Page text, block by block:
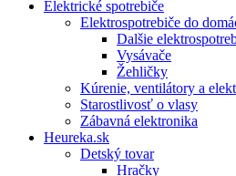
Elektrické spotrebiče
Elektrospotrebiče do
Dalšie
Vysávače
Žehličky
Kúrenie, ventilátory a
Starostlivosť o vlasy
Zábavná elektronika
Heureka.sk
Detský tovar
Hračky